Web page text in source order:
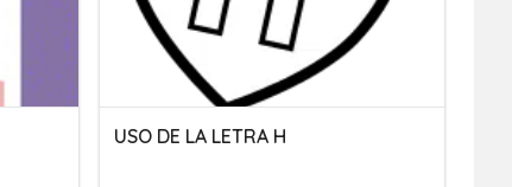
USO DE LA LETRA H